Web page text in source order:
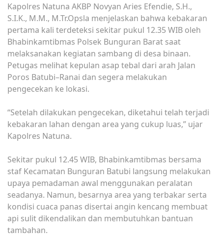
Kapolres Natuna AKBP Novyan Aries Efendie, S.H.,
S.I.K., M.M., M.Tr.Opsla menjelaskan bahwa kebakaran
pertama kali terdeteksi sekitar pukul 12.35 WIB oleh
Bhabinkamtibmas Polsek Bunguran Barat saat
melaksanakan kegiatan sambang di desa binaan.
Petugas melihat kepulan asap tebal dari arah Jalan
Poros Batubi–Ranai dan segera melakukan
pengecekan ke lokasi.
“Setelah dilakukan pengecekan, diketahui telah terjadi
kebakaran lahan dengan area yang cukup luas,” ujar
Kapolres Natuna.
Sekitar pukul 12.45 WIB, Bhabinkamtibmas bersama
staf Kecamatan Bunguran Batubi langsung melakukan
upaya pemadaman awal menggunakan peralatan
seadanya. Namun, besarnya area yang terbakar serta
kondisi cuaca panas disertai angin kencang membuat
api sulit dikendalikan dan membutuhkan bantuan
tambahan.